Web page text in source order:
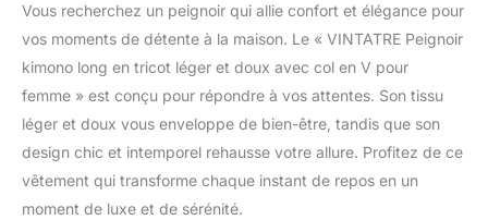
Vous recherchez un peignoir qui allie confort et élégance pour
vos moments de détente à la maison. Le « VINTATRE Peignoir
kimono long en tricot léger et doux avec col en V pour
femme » est conçu pour répondre à vos attentes. Son tissu
léger et doux vous enveloppe de bien-être, tandis que son
design chic et intemporel rehausse votre allure. Profitez de ce
vêtement qui transforme chaque instant de repos en un
moment de luxe et de sérénité.